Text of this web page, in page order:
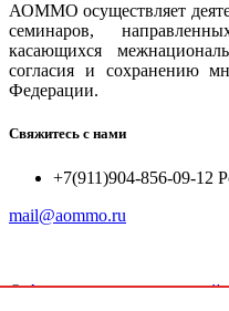
АОММО осуществляет
семинаров,
касающихся
согласия и сохранению
Федерации.
Свяжитесь с нами
+7(911)904-856-09-12
mail@aommo.ru
© Ассоциация организаций